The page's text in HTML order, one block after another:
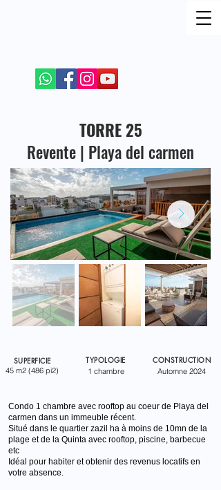
TORRE 25
Revente | Playa del carmen
CONSTRUCTION
TYPOLOGIE
1 chambre
SUPERFICIE
45 m2 (486 pi2) Automne 2024
Condo 1 chambre avec rooftop au coeur de Playa del
carmen dans un immeuble récent.
Situé dans le quartier zazil ha à moins de 10mn de la
plage et de la Quinta avec rooftop, piscine, barbecue
etc
Idéal pour habiter et obtenir des revenus locatifs en
votre absence.